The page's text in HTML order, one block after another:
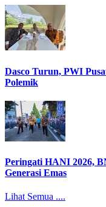
Dasco Turun, PWI
Polemik
Peringati HANI 2026,
Generasi Emas
Lihat Semua ....